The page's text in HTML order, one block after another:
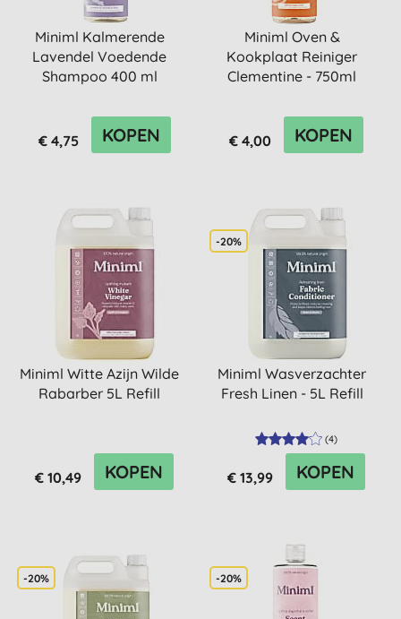
Miniml Kalmerende
Lavendel Voedende
Shampoo 400 ml
€ 4,75 KOPEN
Miniml Oven &
Kookplaat Reiniger
Clementine - 750ml
€ 4,00 KOPEN
Miniml Witte Azijn Wilde
Rabarber 5L Refill
€ 10,49 KOPEN
-20%
Miniml Wasverzachter
Fresh Linen - 5L Refill
(4)
€ 13,99 KOPEN
-20% -20%